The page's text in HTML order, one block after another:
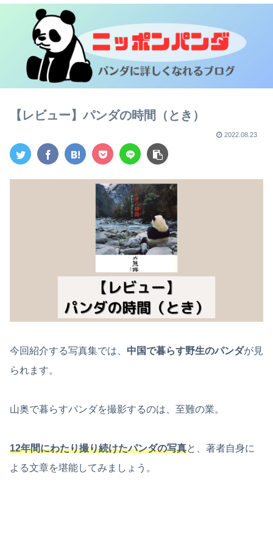
【レビュー】パンダの時間（とき）
2022.08.23
今回紹介する写真集では、 中国で暮らす野生のパンダが見
られます。
山奥で暮らすパンダを撮影するのは、至難の業。
12年間にわたり撮り続けたパンダの写真と、著者自身に
よる文章を堪能してみましょう。